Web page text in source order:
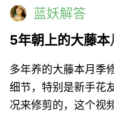
5年朝上的大藤本
多年养的大藤本月季
细节，特别是新手花
况来修剪的，这个视